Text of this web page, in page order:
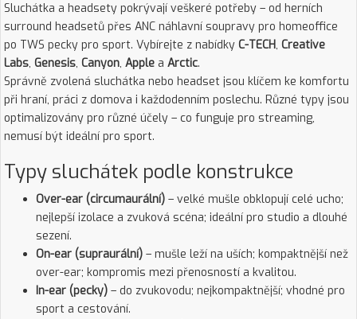
Sluchátka a headsety pokrývají veškeré potřeby – od herních
surround headsetů přes ANC náhlavní soupravy pro homeoffice
po TWS pecky pro sport. Vybírejte z nabídky C-TECH, Creative
Labs, Genesis, Canyon, Apple a Arctic.
Správně zvolená sluchátka nebo headset jsou klíčem ke komfortu
při hraní, práci z domova i každodenním poslechu. Různé typy jsou
optimalizovány pro různé účely – co funguje pro streaming,
nemusí být ideální pro sport.
Typy sluchátek podle konstrukce
Over-ear (circumaurální) – velké mušle obklopují celé ucho;
nejlepší izolace a zvuková scéna; ideální pro studio a dlouhé
sezení.
On-ear (supraurální) – mušle leží na uších; kompaktnější než
over-ear; kompromis mezi přenosností a kvalitou.
In-ear (pecky) – do zvukovodu; nejkompaktnější; vhodné pro
sport a cestování.